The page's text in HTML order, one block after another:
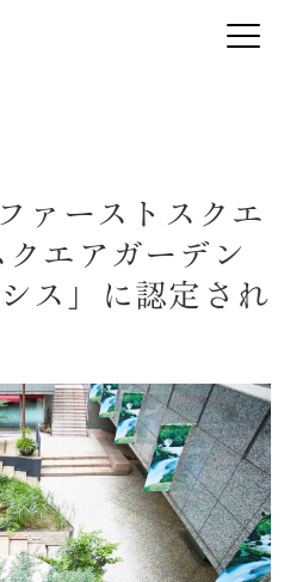
ァーストスクエ
エアガーデン
ス」に認定され